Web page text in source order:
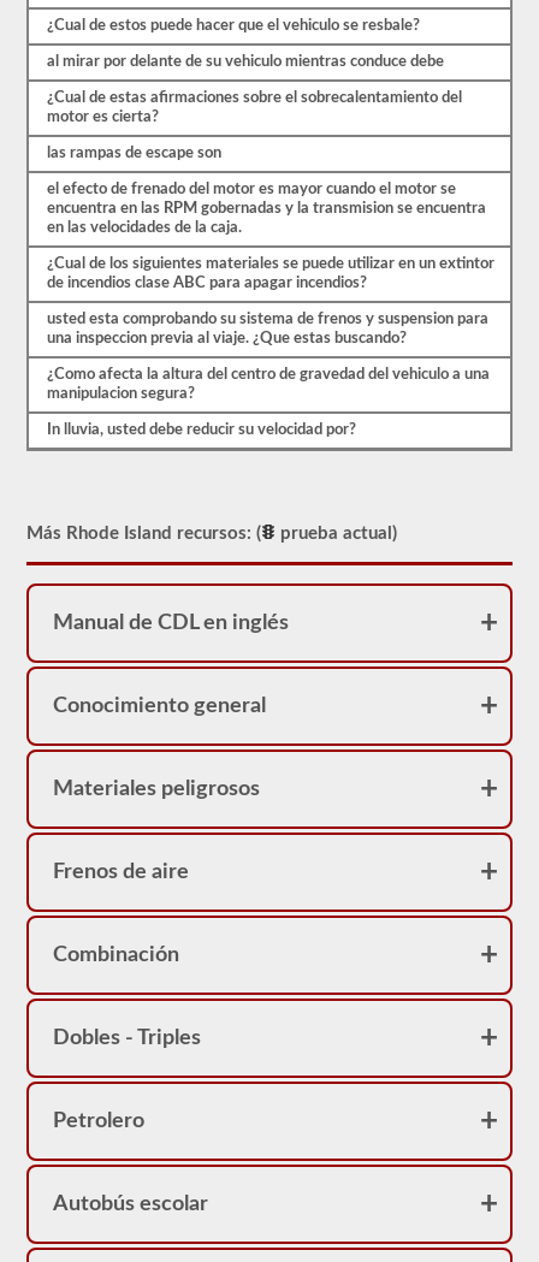
buen
conocimiento
del
material
antes
de
salir
para
tomar
examen
real.
¿Cual de estos puede hacer que el vehiculo se resbale?
al mirar por delante de su vehiculo mientras conduce debe
¿Cual de estas afirmaciones sobre el sobrecalentamiento del
motor es cierta?
las rampas de escape son
el efecto de frenado del motor es mayor cuando el motor se
encuentra en las RPM gobernadas y la transmision se encuentra
en las velocidades de la caja.
¿Cual de los siguientes materiales se puede utilizar en un extintor
de incendios clase ABC para apagar incendios?
usted esta comprobando su sistema de frenos y suspension para
una inspeccion previa al viaje. ¿Que estas buscando?
¿Como afecta la altura del centro de gravedad del vehiculo a una
manipulacion segura?
In lluvia, usted debe reducir su velocidad por?
Más Rhode Island recursos: ( prueba actual)
Manual de CDL en inglés
Conocimiento general
Materiales peligrosos
Frenos de aire
Combinación
Dobles - Triples
Petrolero
Autobús escolar